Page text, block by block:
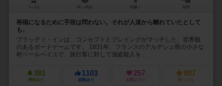
1～4人 40～60分 15歳～ 23件
裕福になるために手段は問わない。それが人道から離れていたとして
も。
ブラッディ・インは、コンセプトとプレイングがマッチした、世界観
のあるボードゲームです。 1831年、フランスのアルデシュ県の小さな
村ベールベイユで、旅行客に対して強盗殺人を...
381
興味あり
1103
経験あり
257
お気に入り
807
持ってる